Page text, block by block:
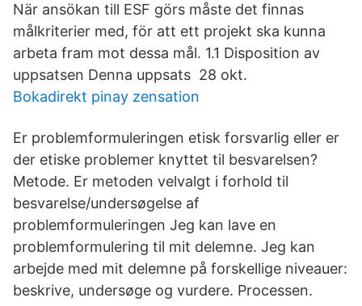
När ansökan till ESF görs måste det finnas
målkriterier med, för att ett projekt ska kunna
arbeta fram mot dessa mål. 1.1 Disposition av
uppsatsen Denna uppsats 28 okt.
Bokadirekt pinay zensation
Er problemformuleringen etisk forsvarlig eller er
der etiske problemer knyttet til besvarelsen?
Metode. Er metoden velvalgt i forhold til
besvarelse/undersøgelse af
problemformuleringen Jeg kan lave en
problemformulering til mit delemne. Jeg kan
arbejde med mit delemne på forskellige niveauer:
beskrive, undersøge og vurdere. Processen.